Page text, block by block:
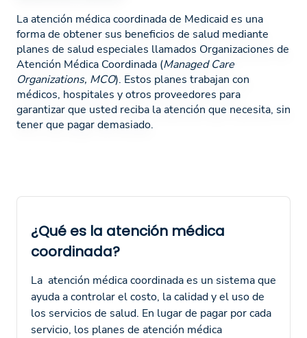
La atención médica coordinada de Medicaid es una
forma de obtener sus beneficios de salud mediante
planes de salud especiales llamados Organizaciones de
Atención Médica Coordinada (Managed Care
Organizations, MCO). Estos planes trabajan con
médicos, hospitales y otros proveedores para
garantizar que usted reciba la atención que necesita, sin
tener que pagar demasiado.
¿Qué es la atención médica
coordinada?
La atención médica coordinada es un sistema que
ayuda a controlar el costo, la calidad y el uso de
los servicios de salud. En lugar de pagar por cada
servicio, los planes de atención médica